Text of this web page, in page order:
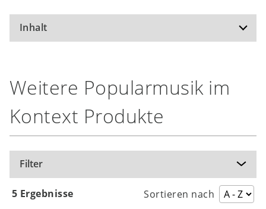
Inhalt
Richard Brooks: Die Saat der Gewalt
Jimi Hendrix: Star Spangled Banner (Live at
Woodstock)
Pink Floyd: The Wall (Live in Berlin 1990)
Kraftwerk: Die Mensch-Maschine
Kraftwerk: Die Roboter
Madonna: Material Girl
Weitere Popularmusik im
Kontext Produkte
Filter
5 Ergebnisse Sortieren nach